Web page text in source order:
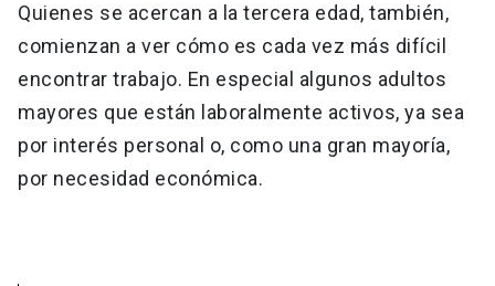
Quienes se acercan a la tercera edad, también,
comienzan a ver cómo es cada vez más difícil
encontrar trabajo. En especial algunos adultos
mayores que están laboralmente activos, ya sea
por interés personal o, como una gran mayoría,
por necesidad económica.